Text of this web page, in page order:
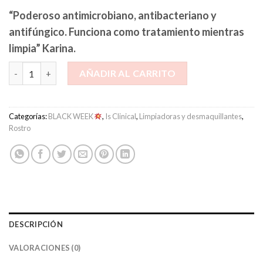
“Poderoso antimicrobiano, antibacteriano y
antifúngico. Funciona como tratamiento mientras
limpia” Karina.
Is Clinical - Warming Honey Cleanser 120ml cantidad
AÑADIR AL CARRITO
Categorías:BLACK WEEK , Is Clinical, Limpiadoras y desmaquillantes,
Rostro
DESCRIPCIÓN
VALORACIONES (0)